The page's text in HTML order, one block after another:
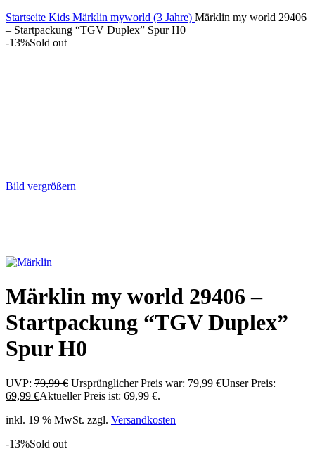
Startseite Kids Märklin myworld (3 Jahre) Märklin my world 29406
– Startpackung “TGV Duplex” Spur H0
-13%Sold out
Bild vergrößern
Märklin my world 29406 –
Startpackung “TGV Duplex”
Spur H0
UVP: 79,99€ Ursprünglicher Preis war: 79,99 €Unser Preis:
69,99 €Aktueller Preis ist: 69,99 €.
inkl. 19 % MwSt. zzgl. Versandkosten
-13%Sold out